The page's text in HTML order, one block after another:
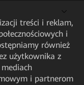
treści i reklam,
i
również
użytkownika z
i partnerom